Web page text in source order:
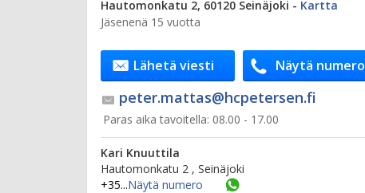
Hautomonkatu 2, 60120 Seinäjoki - Kartta
Jäsenenä 15 vuotta
Lähetä viesti Näytä numero
peter.mattas@​hcpetersen.fi
Paras aika tavoitella: 08.00 - 17.00
Kari Knuuttila
Hautomonkatu 2 , Seinäjoki
+35...Näytä numero